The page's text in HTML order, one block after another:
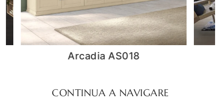
Volo L002
CONTINUA A NAVIGARE